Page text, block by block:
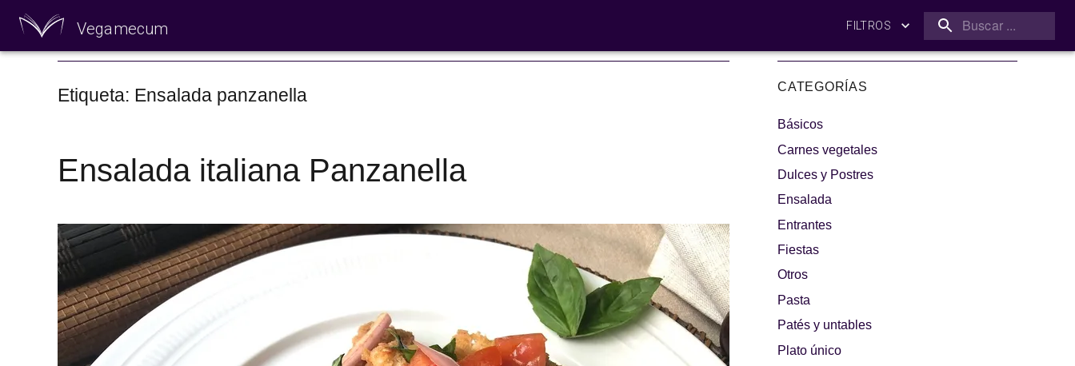
Vegamecum FILTROS
legumbres
Cocina en Familia ¡A dipear!
Etiqueta: Ensalada panzanella
Ensalada italiana Panzanella
CATEGORÍAS
Básicos
Carnes vegetales
Dulces y Postres
Ensalada
Entrantes
Fiestas
Otros
Pasta
Patés y untables
Plato único